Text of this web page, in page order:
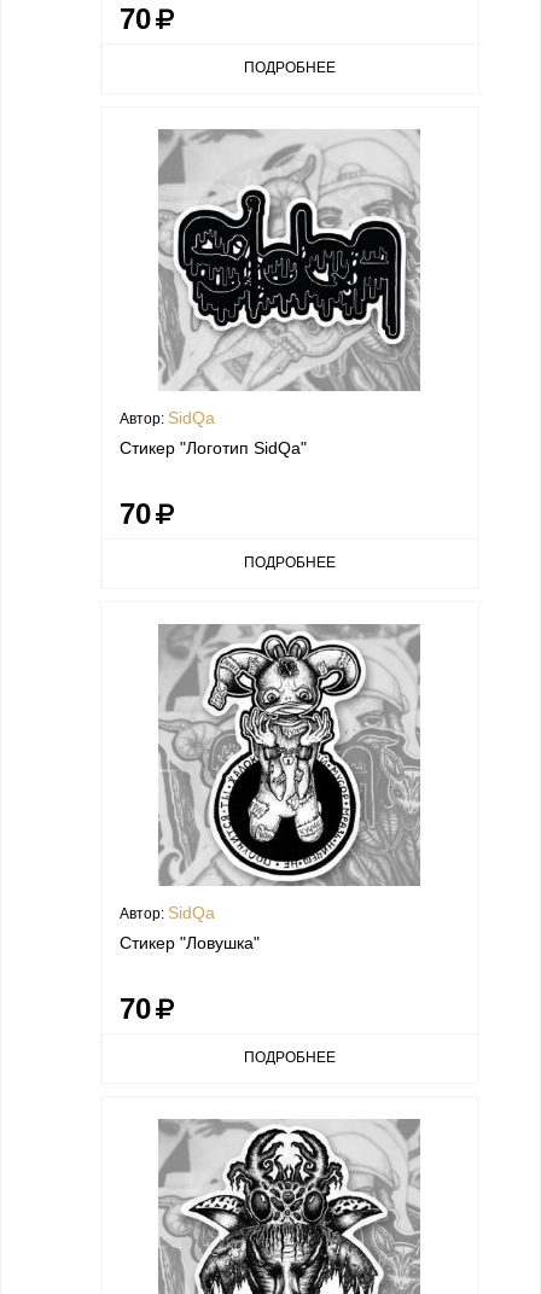
70
ПОДРОБНЕЕ
Автор: SidQa
Стикер "Логотип SidQa"
70
ПОДРОБНЕЕ
Автор: SidQa
Стикер "Ловушка"
70
ПОДРОБНЕЕ